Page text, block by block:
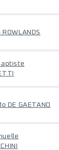
DE GAETANO